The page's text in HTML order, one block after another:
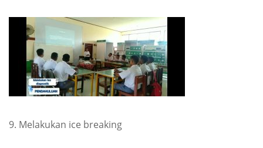
9. Melakukan ice breaking